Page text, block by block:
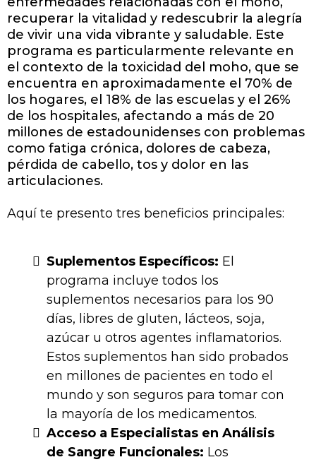
recuperar la vitalidad y redescubrir la alegría
de vivir una vida vibrante y saludable. Este
programa es particularmente relevante en
el contexto de la toxicidad del moho, que se
encuentra en aproximadamente el 70% de
los hogares, el 18% de las escuelas y el 26%
de los hospitales, afectando a más de 20
millones de estadounidenses con problemas
como fatiga crónica, dolores de cabeza,
pérdida de cabello, tos y dolor en las
articulaciones​​.
Aquí te presento tres beneficios principales:
Suplementos Específicos: El
programa incluye todos los
suplementos necesarios para los 90
días, libres de gluten, lácteos, soja,
azúcar u otros agentes inflamatorios.
Estos suplementos han sido probados
en millones de pacientes en todo el
mundo y son seguros para tomar con
la mayoría de los medicamentos​​.
Acceso a Especialistas en Análisis
de Sangre Funcionales: Los